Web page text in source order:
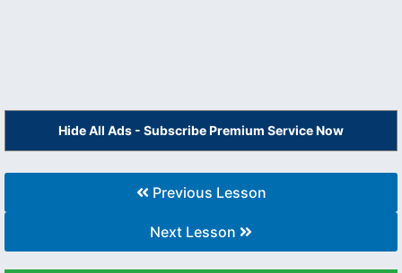
Hide All Ads - Subscribe Premium Service Now
Previous Lesson
Next Lesson